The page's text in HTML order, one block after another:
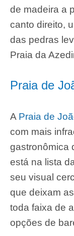
de madeira a
canto direito,
das pedras
Praia da
Praia de
A Praia de
com mais
gastronômica
está na lista
seu visual
que deixam
toda faixa de
opções de